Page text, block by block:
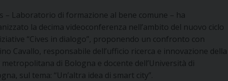
– Laboratorio di formazione al bene comune – ha
la decima videoconferenza nell’ambito del nuovo ciclo
“Cives in dialogo”, proponendo un confronto con
Cavallo, responsabile dell’ufficio ricerca e innovazione della
metropolitana di Bologna e docente dell’Università di
sul tema: “Un’altra idea di smart city”.